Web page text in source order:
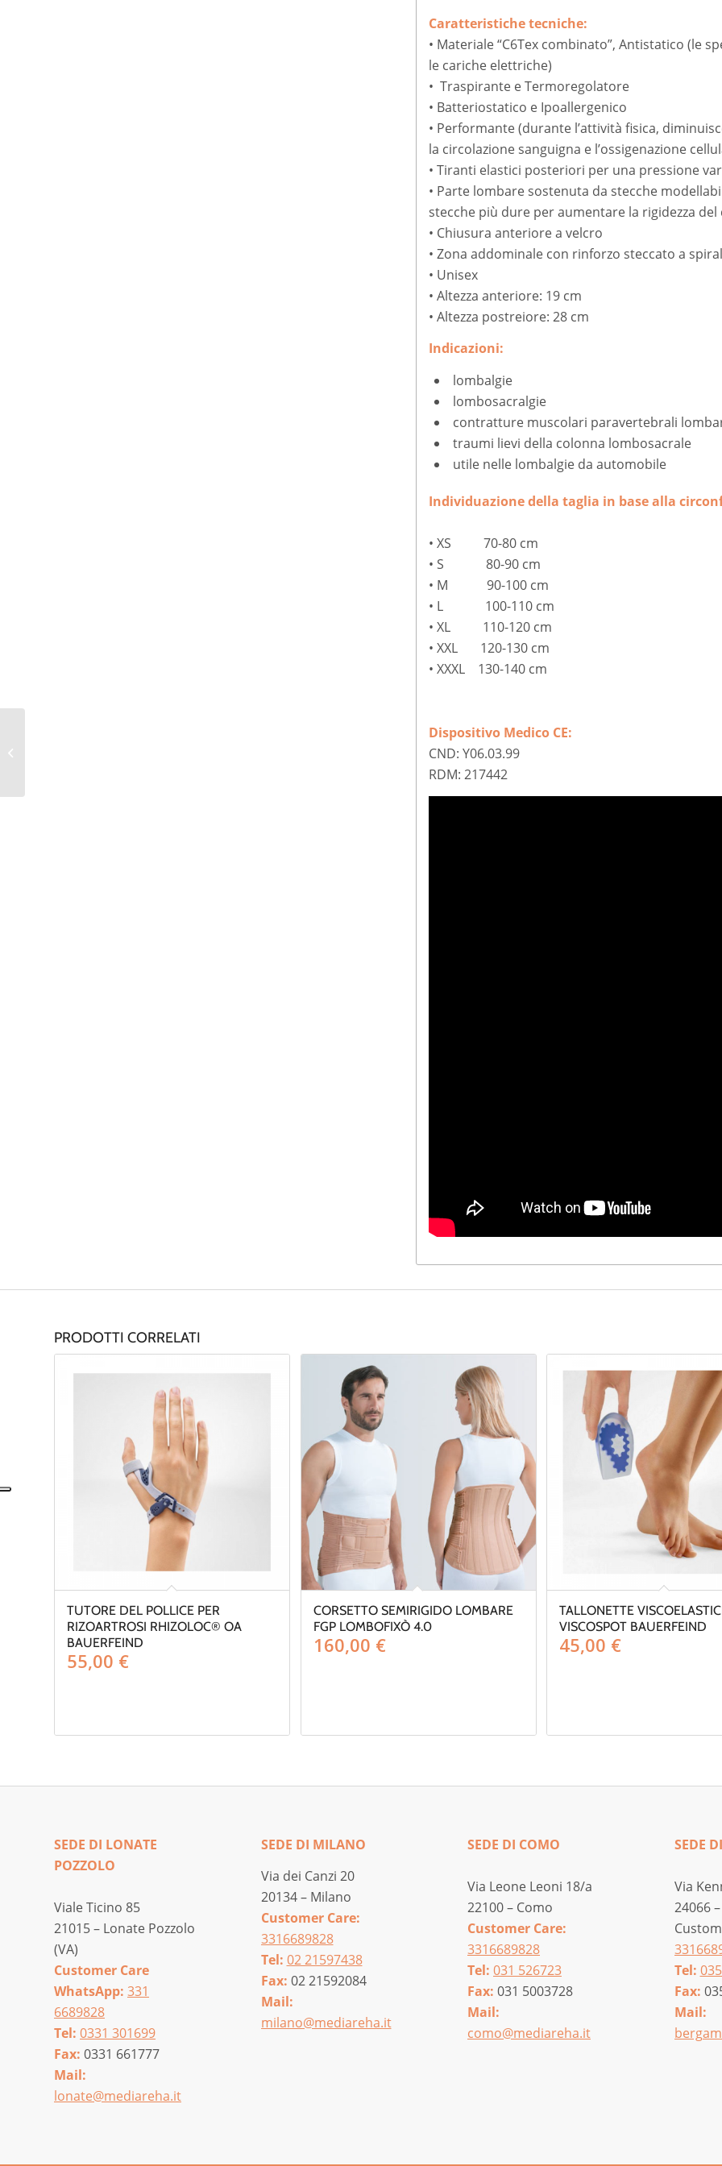
Caratteristiche tecniche:
• Materiale “C6Tex combinato”, Antistatico (le
le cariche elettriche)
• Traspirante e Termoregolatore
• Batteriostatico e Ipoallergenico
• Performante (durante l’attività fisica,
la circolazione sanguigna e l’ossigenazione
• Tiranti elastici posteriori per una pressione
• Parte lombare sostenuta da stecche
stecche più dure per aumentare la rigidezza
• Chiusura anteriore a velcro
• Zona addominale con rinforzo steccato a
• Unisex
• Altezza anteriore: 19 cm
• Altezza postreiore: 28 cm
Indicazioni:
lombalgie
lombosacralgie
contratture muscolari paravertebrali
traumi lievi della colonna lombosacrale
utile nelle lombalgie da automobile
Individuazione della taglia in base alla
• XS 70-80 cm
• S 80-90 cm
• M 90-100 cm
• L 100-110 cm
• XL 110-120 cm
• XXL 120-130 cm
• XXXL 130-140 cm
Dispositivo Medico CE:
CND: Y06.03.99
RDM: 217442
PRODOTTI CORRELATI
TUTORE DEL POLLICE PER
RIZOARTROSI RHIZOLOC® OA
BAUERFEIND
55,00 €
CORSETTO SEMIRIGIDO LOMBARE
FGP LOMBOFIXÒ 4.0
160,00 €
TALLONETTE
VISCOSPOT BAUERFEIND
45,00 €
SEDE DI LONATE
POZZOLO
Viale Ticino 85
21015 – Lonate Pozzolo
(VA)
Customer Care
WhatsApp: 331
6689828
Tel: 0331 301699
Fax: 0331 661777
Mail:
lonate@mediareha.it
SEDE DI MILANO
Via dei Canzi 20
20134 – Milano
Customer Care:
3316689828
Tel: 02 21597438
Fax: 02 21592084
Mail:
milano@mediareha.it
SEDE DI COMO
Via Leone Leoni 18/a
22100 – Como
Customer Care:
3316689828
Tel: 031 526723
Fax: 031 5003728
Mail:
como@mediareha.it
SEDE
Via
24066
Tel:
Fax:
Mail: